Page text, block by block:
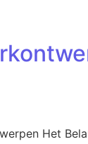
Het